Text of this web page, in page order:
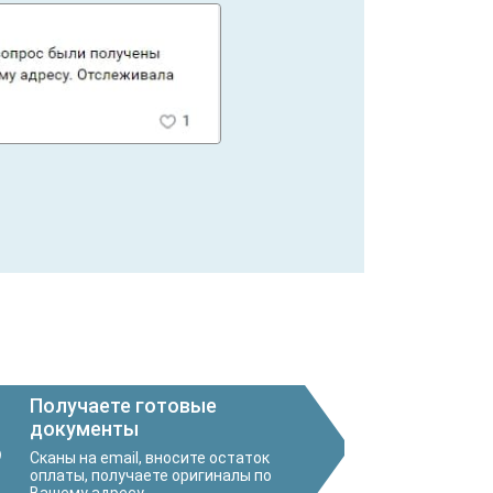
Получаете готовые
документы
Сканы на email, вносите остаток
оплаты, получаете оригиналы по